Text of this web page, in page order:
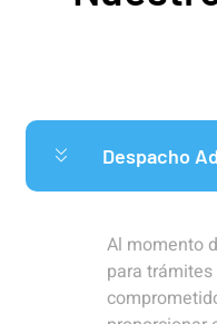
Despacho
Al momento
para